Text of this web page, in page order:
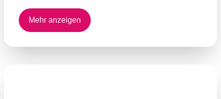
Regendusche.
Mehr anzeigen